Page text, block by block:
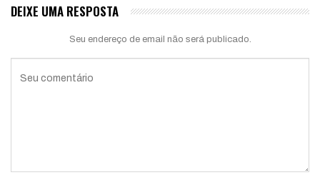
DEIXE UMA RESPOSTA
Seu endereço de email não será publicado.